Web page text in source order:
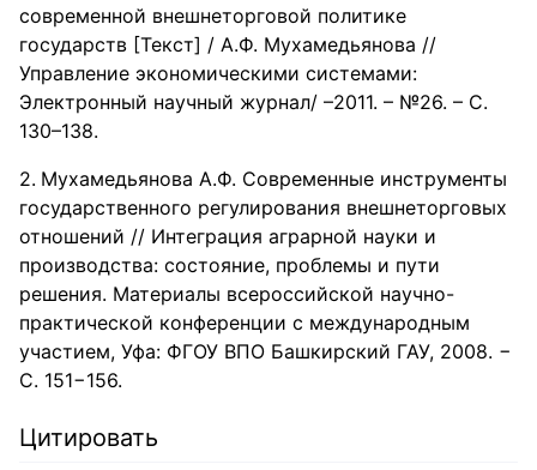
современной внешнеторговой политике
государств [Текст] / А.Ф. Мухамедьянова //
Управление экономическими системами:
Электронный научный журнал/ –2011. – №26. – С.
130–138.
Мухамедьянова А.Ф. Современные инструменты
государственного регулирования внешнеторговых
отношений // Интеграция аграрной науки и
производства: состояние, проблемы и пути
решения. Материалы всероссийской научно-
практической конференции с международным
участием, Уфа: ФГОУ ВПО Башкирский ГАУ, 2008. −
С. 151−156.
Цитировать